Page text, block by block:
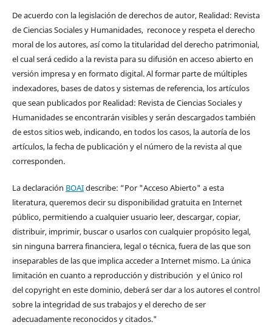
De acuerdo con la legislación de derechos de autor, Realidad: Revista
de Ciencias Sociales y Humanidades, reconoce y respeta el derecho
moral de los autores, así como la titularidad del derecho patrimonial,
el cual será cedido a la revista para su difusión en acceso abierto en
versión impresa y en formato digital. Al formar parte de múltiples
indexadores, bases de datos y sistemas de referencia, los artículos
que sean publicados por Realidad: Revista de Ciencias Sociales y
Humanidades se encontrarán visibles y serán descargados también
de estos sitios web, indicando, en todos los casos, la autoría de los
artículos, la fecha de publicación y el número de la revista al que
corresponden.
La declaración BOAIdescribe: “Por "Acceso Abierto" a esta
literatura, queremos decir su disponibilidad gratuita en Internet
público, permitiendo a cualquier usuario leer, descargar, copiar,
distribuir, imprimir, buscar o usarlos con cualquier propósito legal,
sin ninguna barrera financiera, legal o técnica, fuera de las que son
inseparables de las que implica acceder a Internet mismo. La única
limitación en cuanto a reproducción y distribución y el único rol
del copyright en este dominio, deberá ser dar a los autores el control
sobre la integridad de sus trabajos y el derecho de ser
adecuadamente reconocidos y citados."